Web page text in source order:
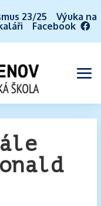
23/25
Výuka na
Facebook